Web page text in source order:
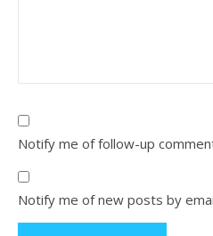
Notify me of follow-up
Notify me of new posts by